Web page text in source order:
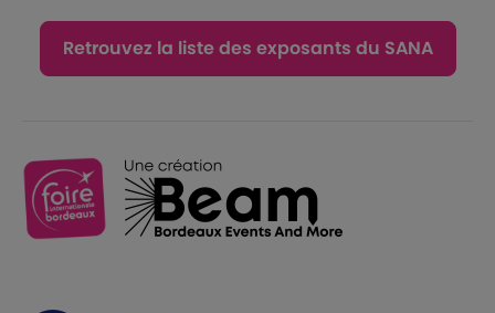
Retrouvez la liste des exposants du SANA